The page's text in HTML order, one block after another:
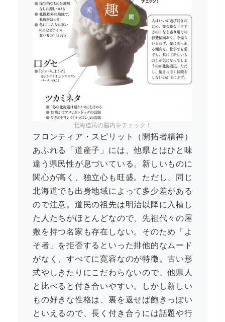
北海道民の脳内をチェック！
フロンティア・スピリット（開拓者精神）
あふれる「道産子」には、他県とはひと味
違う県民性が息づいている。新しいものに
関心が高く、独立心も旺盛。ただし、同じ
北海道でも出身地域によって多少差がある
ので注意。道民の祖先は明治以降に入植し
た人たちがほとんどなので、先祖代々の屋
敷を持つ名家も存在しない。そのため「よ
そ者」を拒否するといった排他的なムード
がなく、すべてに寛容なのが特徴。古い形
式やしきたりにこだわらないので、他県人
と比べると付き合いやすい。しかし新しい
もの好きな性格は、裏を返せば飽きっぽい
といえるので、長く付き合うには話題や行